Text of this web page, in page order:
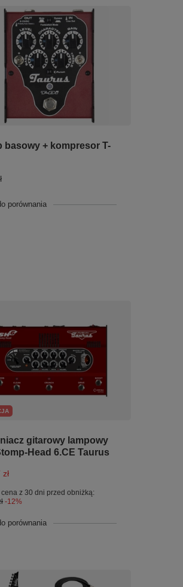
basowy + kompresor T-
porównania
gitarowy lampowy
Head 6.CE Taurus
z 30 dni przed obniżką:
-12%
porównania